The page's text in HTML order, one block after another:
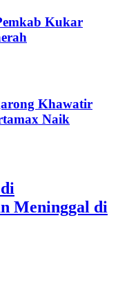
Kukar
Khawatir
Naik
Meninggal di